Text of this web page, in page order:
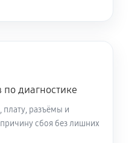
EOS 250D
Canon EOS 250D
диагностике
плату, разъёмы и
сбоя без лишних